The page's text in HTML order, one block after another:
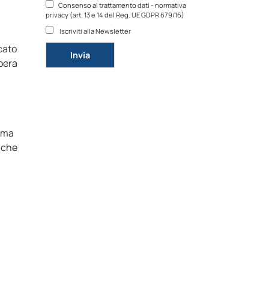
Consenso al trattamento dati - normativa
privacy (art. 13 e 14 del Reg. UE GDPR 679/16)
Iscriviti alla Newsletter
Si prega di lasciare vuoto questo campo.